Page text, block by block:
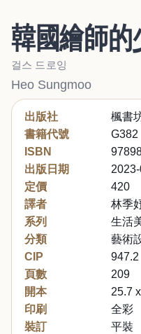
韓國繪師的
걸스 드로잉
Heo Sungmoo
出版社
楓書
書籍代號
G382
ISBN
出版日期
定價
420
譯者
林季
系列
生活
分類
藝術
CIP
947.2
頁數
209
開本
25.7
印刷
全彩
裝訂
平裝